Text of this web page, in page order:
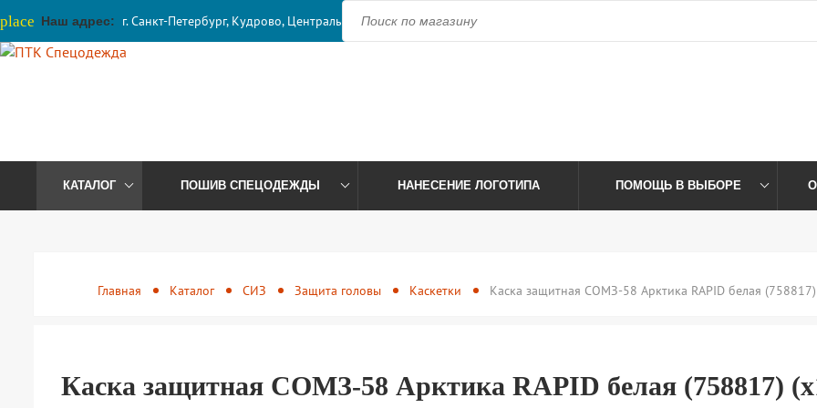
place Наш адрес: г. Санкт-Петербург, Кудрово, Центральная, 41 access_time
КАТАЛОГ ПОШИВ СПЕЦОДЕЖДЫ НАНЕСЕНИЕ ЛОГОТИПА ПОМОЩЬ В ВЫБОРЕ
Главная Каталог СИЗ Защита головы Каскетки Каска защитная СОМЗ-58 Арктика RAPID белая
Каска защитная СОМЗ-58 Арктика RAPID белая (758817)